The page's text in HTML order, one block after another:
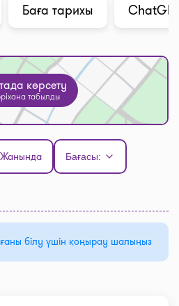
Баға тарихы
көрсету
табылды
Жанында Бағасы:
білу үшін қоңырау шалыңыз